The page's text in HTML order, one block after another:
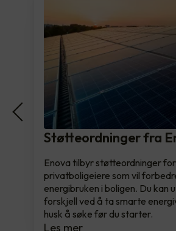
Støtteordninger fra
Enova tilbyr støtteordninger for
privatboligeiere som vil
energibruken i boligen. Du kan
forskjell ved å ta smarte
husk å søke før du starter.
Les mer